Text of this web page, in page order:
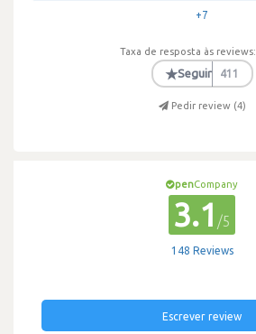
+7
Taxa de resposta às reviews:
★Seguir 411
Pedir review (4)
penCompany
3.1 /5
148 Reviews
Escrever review